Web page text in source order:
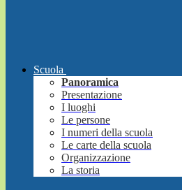
Scuola
Panoramica
Presentazione
I luoghi
Le persone
I numeri della scuola
Le carte della scuola
Organizzazione
La storia